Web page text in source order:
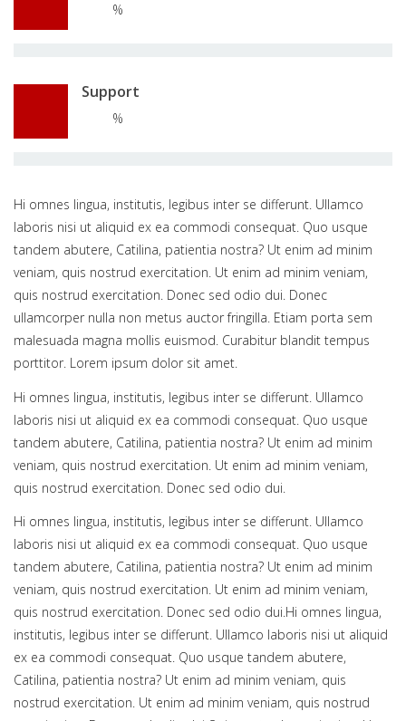
%
Support
%
Hi omnes lingua, institutis, legibus inter se differunt. Ullamco
laboris nisi ut aliquid ex ea commodi consequat. Quo usque
tandem abutere, Catilina, patientia nostra? Ut enim ad minim
veniam, quis nostrud exercitation. Ut enim ad minim veniam,
quis nostrud exercitation. Donec sed odio dui. Donec
ullamcorper nulla non metus auctor fringilla. Etiam porta sem
malesuada magna mollis euismod. Curabitur blandit tempus
porttitor. Lorem ipsum dolor sit amet.
Hi omnes lingua, institutis, legibus inter se differunt. Ullamco
laboris nisi ut aliquid ex ea commodi consequat. Quo usque
tandem abutere, Catilina, patientia nostra? Ut enim ad minim
veniam, quis nostrud exercitation. Ut enim ad minim veniam,
quis nostrud exercitation. Donec sed odio dui.
Hi omnes lingua, institutis, legibus inter se differunt. Ullamco
laboris nisi ut aliquid ex ea commodi consequat. Quo usque
tandem abutere, Catilina, patientia nostra? Ut enim ad minim
veniam, quis nostrud exercitation. Ut enim ad minim veniam,
quis nostrud exercitation. Donec sed odio dui.Hi omnes lingua,
institutis, legibus inter se differunt. Ullamco laboris nisi ut aliquid
ex ea commodi consequat. Quo usque tandem abutere,
Catilina, patientia nostra? Ut enim ad minim veniam, quis
nostrud exercitation. Ut enim ad minim veniam, quis nostrud